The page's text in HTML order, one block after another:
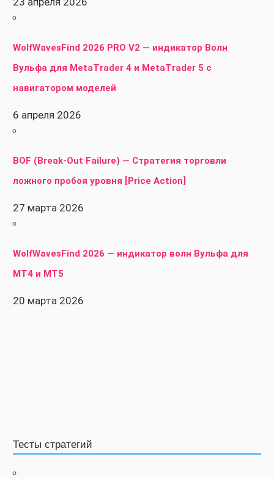
WolfWavesFind 2026 PRO V2 — индикатор Волн
Вульфа для MetaTrader 4 и MetaTrader 5 с
навигатором моделей
6 апреля 2026
BOF (Break-Out Failure) — Стратегия торговли
ложного пробоя уровня [Price Action]
27 марта 2026
WolfWavesFind 2026 — индикатор волн Вульфа для
MT4 и MT5
20 марта 2026
Тесты стратегий